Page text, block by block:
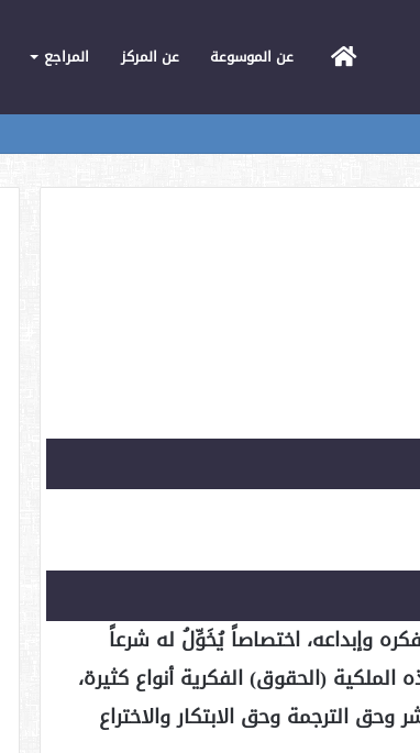
الرئيسيةعن الموسوعة عن المركز المراجع
وإبداعه، اختصاصاً يُخَوِّلُ له شرعاً
الملكية (الحقوق) الفكرية أنواع كثيرة،
الترجمة وحق الابتكار والاختراع